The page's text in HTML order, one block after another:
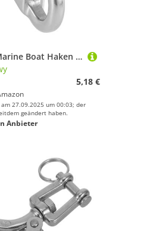
Harewtwy Marine Boat Haken Edelstahl Spring Snap Typ Abwehr Haken AufhäNger 1 STK
5,18 €
27.09.2025 um 00:03; der
geändert haben.
Anbieter